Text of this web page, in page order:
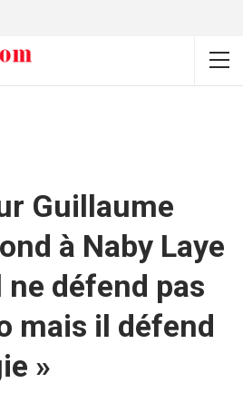
Guillaume
à Naby Laye
défend pas
mais il défend
»